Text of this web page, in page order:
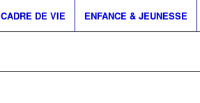
CADRE DE VIE ENFANCE & JEUNESSE